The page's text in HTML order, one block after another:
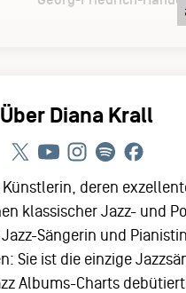
Über Diana Krall
deren
klassischer Jazz- und
Sängerin und
Sie ist die einzige
Albums-Charts